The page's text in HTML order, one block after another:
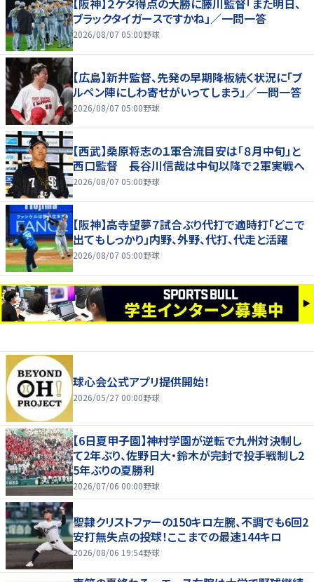
【阪神】２ケタ得点の大勝に藤川監督「また明日、
ブラックタイガースですかね」／一問一答
2026/08/07 05:00野球
【広島】新井監督、先発の早期降板続く状況に「ブ
ルペン陣にしわ寄せがいってしまう」／一問一答
2026/08/07 05:00野球
【西武】桑原将志の１軍合流目安は「８月中旬」と
西口監督 長谷川信哉は中旬以降で２軍実戦へ
2026/08/07 05:00野球
【阪神】高寺望夢７試合ぶり代打で適時打「どこで
出てもしっかり」内野、外野、代打、代走と活躍
2026/08/07 05:00野球
球心会公式アプリ提供開始！
2026/05/27 00:00野球
【6日夏甲子園】神村学園が逆転で九州対決制し
て2年ぶり、佐野日大・鈴木が完封で投手戦制し2
5年ぶりの夏勝利
2026/07/06 00:00野球
聖隷クリストファーの150キロ左腕、不調でも6回2
安打無失点の投球！ここまでの最速144キロ
2026/08/06 19:54野球